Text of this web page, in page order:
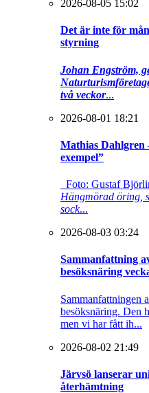
2026-08-05 15:02
Det är inte för
styrning
Johan Engström,
två veckor...
2026-08-01 18:21
Mathias Dahlgren
exempel”
Foto: Gustaf
Hängmörad öring,
sock...
2026-08-03 03:24
Sammanfattning
besöksnäring
Sammanfattningen
besöksnäring. Den
men vi har fått ih...
2026-08-02 21:49
Järvsö lanserar
återhämtning